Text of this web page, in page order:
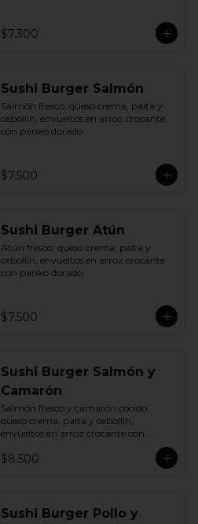
$7.300
Sushi Burger Salmón
Salmón fresco, queso crema, palta y
cebollín, envueltos en arroz crocante
con panko dorado.
$7.500
Sushi Burger Atún
Atún fresco, queso crema, palta y
cebollín, envueltos en arroz crocante
con panko dorado.
$7.500
Sushi Burger Salmón y
Camarón
Salmón fresco y camarón cocido,
queso crema, palta y cebollín,
envueltos en arroz crocante con
$8.500
Sushi Burger Pollo y